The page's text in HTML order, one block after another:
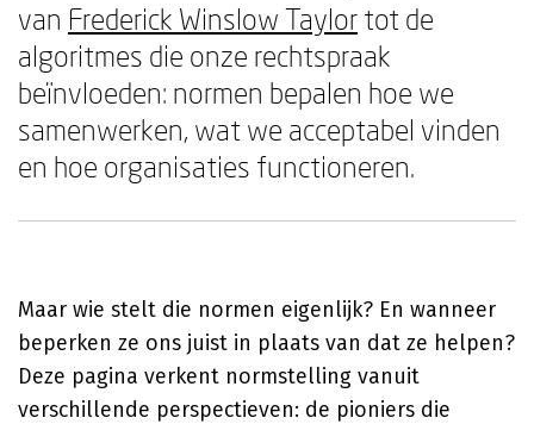
van Frederick Winslow Taylor tot de
algoritmes die onze rechtspraak
beïnvloeden: normen bepalen hoe we
samenwerken, wat we acceptabel vinden
en hoe organisaties functioneren.
Maar wie stelt die normen eigenlijk? En wanneer
beperken ze ons juist in plaats van dat ze helpen?
Deze pagina verkent normstelling vanuit
verschillende perspectieven: de pioniers die